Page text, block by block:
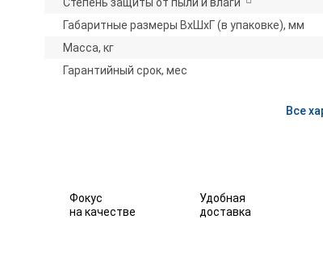
Габаритные размеры ВхШхГ (в упаковке), мм
Масса, кг
Гарантийный срок, мес
Все
Фокус
на качестве
Удобная
доставка